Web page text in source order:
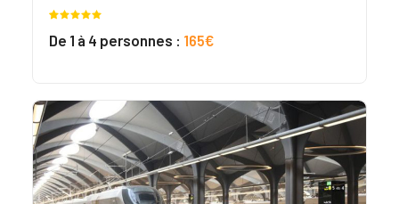
sur 5
De 1 à 4 personnes : 165€